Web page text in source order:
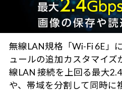
無線LAN規格「Wi-Fi 6E」
ュールの追加カスタマイズ
線LAN 接続を上回る最大
や、帯域を分割して同時に